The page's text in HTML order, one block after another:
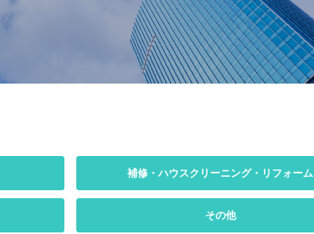
補修・ハウスクリーニング・リフォーム
その他